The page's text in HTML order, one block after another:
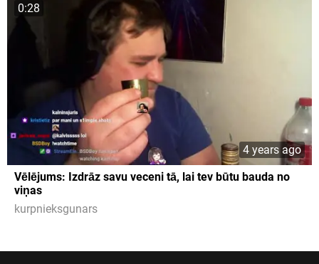
0:28
4 years ago
Vēlējums: Izdrāz savu veceni tā, lai tev būtu bauda no
viņas
kurpnieksgunars